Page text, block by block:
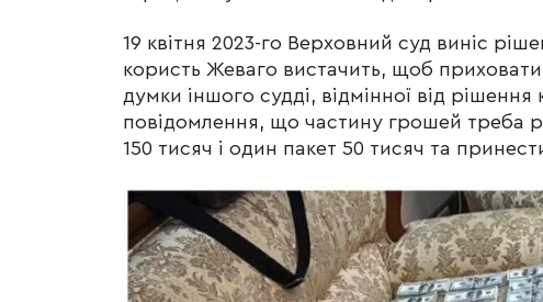
19 квітня 2023-го Верховний суд виніс
користь Жеваго вистачить, щоб
думки іншого судді, відмінної від
повідомлення, що частину грошей треба
150 тисяч і один пакет 50 тисяч та